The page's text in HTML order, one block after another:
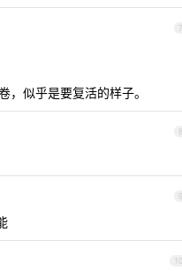
7
似乎是要复活的样子。
8
9
10